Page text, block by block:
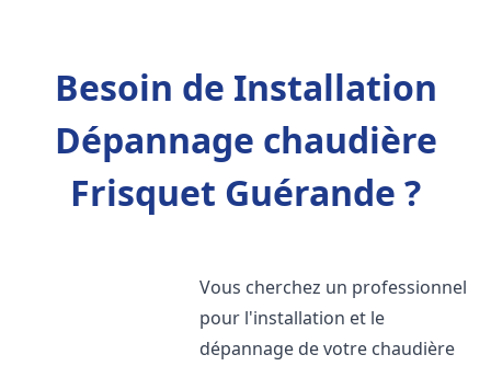
Besoin de Installation
Dépannage chaudière
Frisquet Guérande ?
Vous cherchez un professionnel
pour l'installation et le
dépannage de votre chaudière